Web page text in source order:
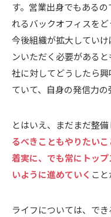
す。営業出身でもある
れるバックオフィスをど
今後組織が拡大してい
ンいただく必要がある
社に対してどうしたら
ていて、自身の発信力の
とはいえ、まだまだ整
るべきこともやりたい
着実に、でも常にトッ
いように進めていく こと
ライフについては、で